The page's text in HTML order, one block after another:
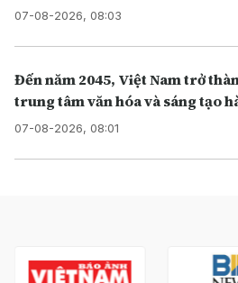
07-08-2026, 08:03
Đến năm 2045, Việt Nam trở
trung tâm văn hóa và sáng tạo
07-08-2026, 08:01